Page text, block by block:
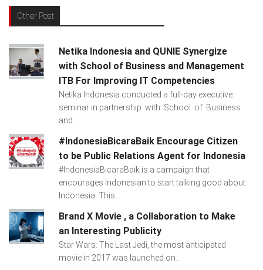
Other Post
Netika Indonesia and QUNIE Synergize
with School of Business and Management
ITB For Improving IT Competencies
Netika Indonesia conducted a full-day executive
seminar in partnership with School of Business
and ...
#IndonesiaBicaraBaik Encourage Citizen
to be Public Relations Agent for Indonesia
#IndonesiaBicaraBaik is a campaign that
encourages Indonesian to start talking good about
Indonesia. This...
Brand X Movie , a Collaboration to Make
an Interesting Publicity
Star Wars: The Last Jedi, the most anticipated
movie in 2017 was launched on...